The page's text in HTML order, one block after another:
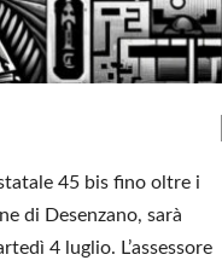
45 bis fino oltre i
di Desenzano, sarà
4 luglio. L’assessore